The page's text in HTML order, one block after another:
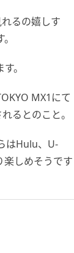
るの嬉しす
。
MX1にて
るとのこと。
はHulu、U-
楽しめそうです